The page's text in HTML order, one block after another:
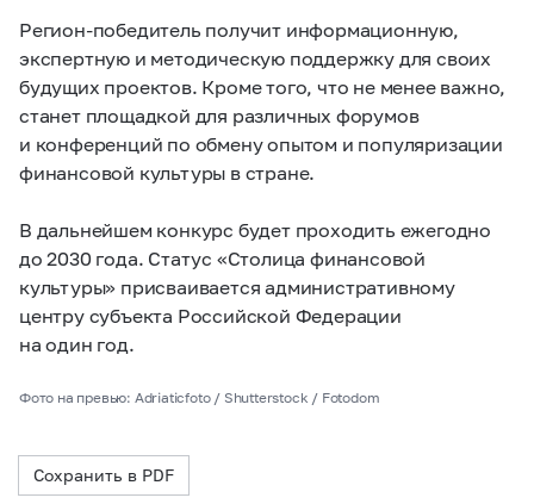
Регион-победитель получит информационную,
экспертную и методическую поддержку для своих
будущих проектов. Кроме того, что не менее важно,
станет площадкой для различных форумов
и конференций по обмену опытом и популяризации
финансовой культуры в стране.
В дальнейшем конкурс будет проходить ежегодно
до 2030 года. Статус «Столица финансовой
культуры» присваивается административному
центру субъекта Российской Федерации
на один год.
Фото на превью: Adriaticfoto / Shutterstock / Fotodom
Сохранить в PDF